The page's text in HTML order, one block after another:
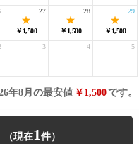
￥1,500
27
￥1,500
28
￥1,500
29
3 4 5
年8月の最安値 ￥1,500です。
1